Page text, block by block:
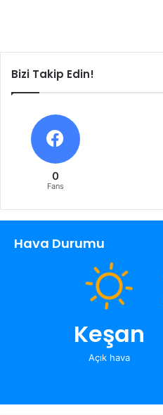
Bizi Takip Edin!
0
Fans
Hava Durumu
Keşan
Açık hava